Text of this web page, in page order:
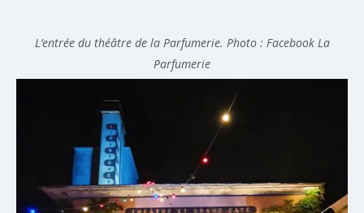
L’entrée du théâtre de la Parfumerie. Photo : Facebook La
Parfumerie